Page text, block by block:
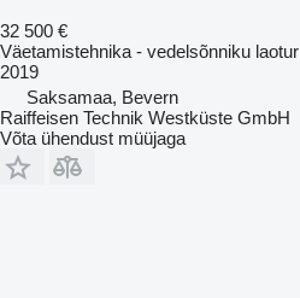
32 500 €
Väetamistehnika - vedelsõnniku laotur
2019
Saksamaa, Bevern
Raiffeisen Technik Westküste GmbH
Võta ühendust müüjaga